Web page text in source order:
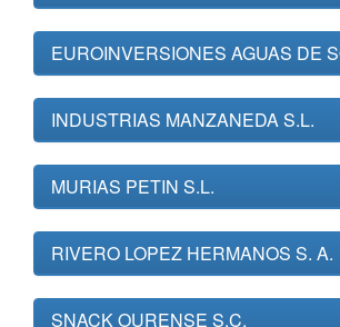
EUROINVERSIONES AGUAS DE
INDUSTRIAS MANZANEDA S.L.
MURIAS PETIN S.L.
RIVERO LOPEZ HERMANOS S. A.
SNACK OURENSE S.C.